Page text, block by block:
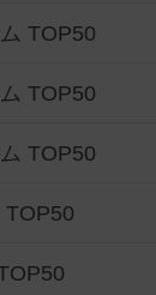
TOP50
TOP50
TOP50
TOP50